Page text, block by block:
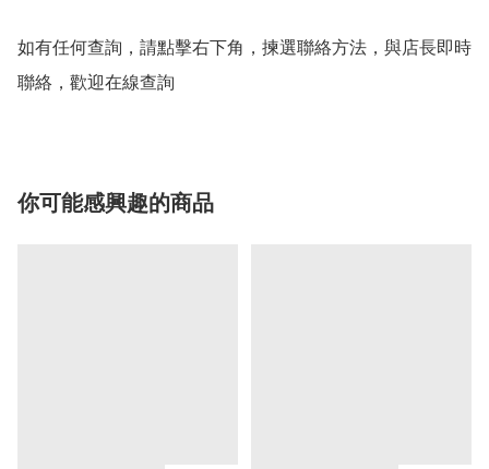
如有任何查詢，請點擊右下角，揀選聯絡方法，與店長即時
聯絡，歡迎在線查詢
你可能感興趣的商品